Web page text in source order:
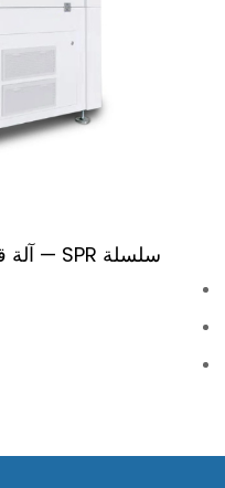
سلسلة SPR — آلة قطع الألواح الدقيقة بالليزر